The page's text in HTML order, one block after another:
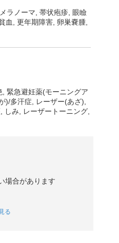
ラノーマ, 帯状疱疹, 眼瞼
血, 更年期障害, 卵巣嚢腫,
緊急避妊薬(モーニングア
)/多汗症, レーザー(あざ),
み, レーザートーニング,
場合があります
る